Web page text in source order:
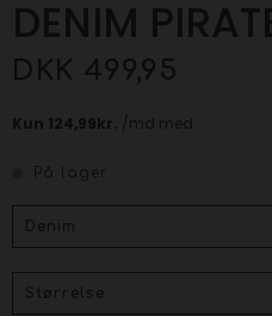
DENIM
DKK 499,95
På lager